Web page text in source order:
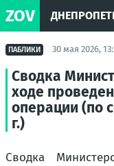
ZOV
ПАБЛИКИ 30 мая 2026,
Сводка
ходе
операции (по
г.)
Сводка